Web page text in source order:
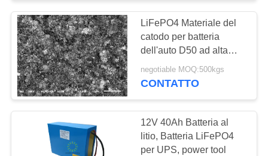
CONTATTICI
RICHIEDA
UNA
CITAZIONE
MAPPA
Batteria ricaricabile
agli ioni di litio
44
LiFePO4 Materiale del
catodo per batteria
dell'auto D50 ad alta
densità di energia
negotiable MOQ:500kgs
CONTATTO
12V 40Ah Batteria al
litio, Batteria LiFePO4
per UPS, power tool